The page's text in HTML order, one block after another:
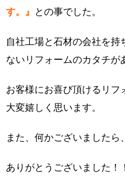
す。』 との事でした。
自社工場と石材の会社を持
ないリフォームのカタチが
お客様にお喜び頂けるリフ
大変嬉しく思います。
また、何かございました
ありがとうございました！！